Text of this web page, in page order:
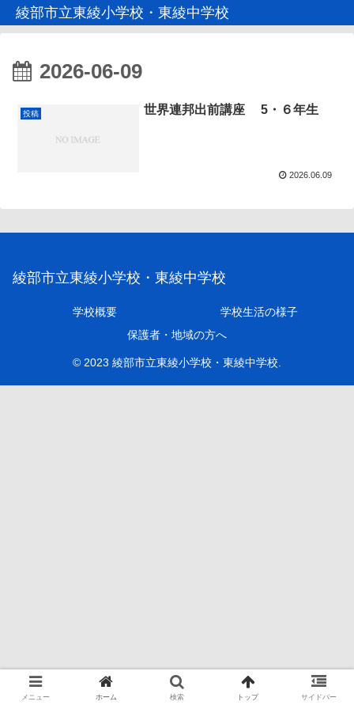
綾部市立東綾小学校・東綾中学校
2026-06-09
投稿 世界連邦出前講座 5・６年生
2026.06.09
綾部市立東綾小学校・東綾中学校
学校概要
学校生活の様子
保護者・地域の方へ
© 2023 綾部市立東綾小学校・東綾中学校.
メニュー ホーム 検索 トップ サイドバー